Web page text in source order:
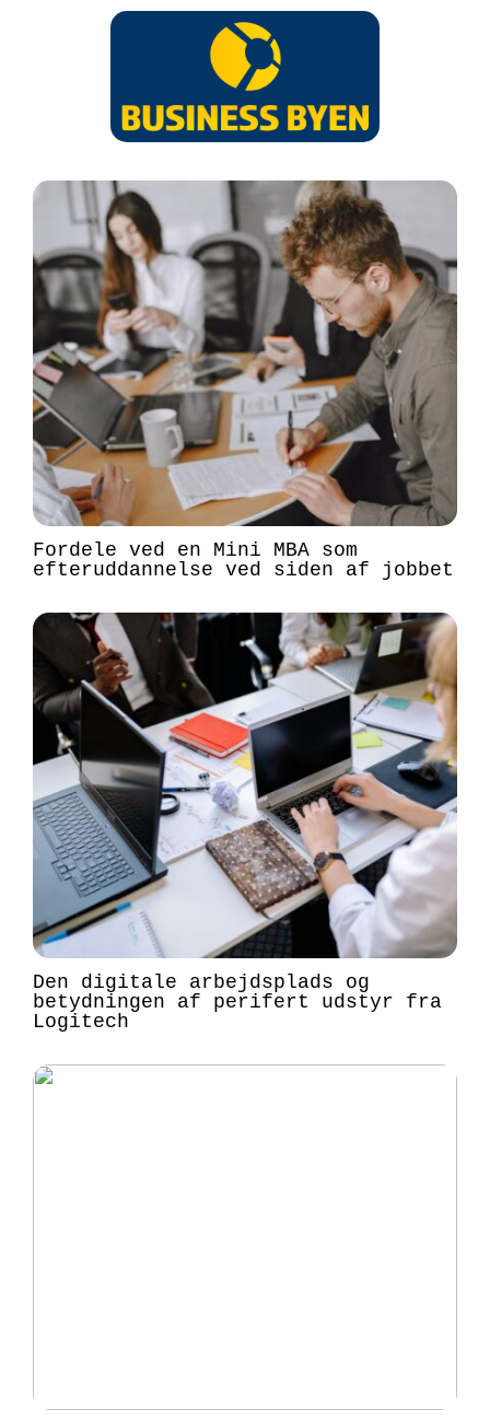
Fordele ved en Mini MBA som
efteruddannelse ved siden af jobbet
Den digitale arbejdsplads og
betydningen af perifert udstyr fra
Logitech